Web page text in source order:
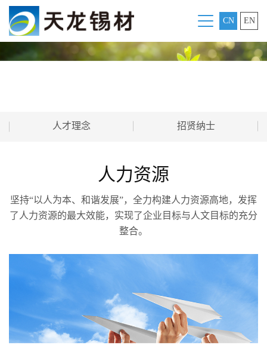
CN EN
人才理念 招贤纳士
人力资源
坚持“以人为本、和谐发展”，全力构建人力资源高地，发挥
了人力资源的最大效能，实现了企业目标与人文目标的充分
整合。